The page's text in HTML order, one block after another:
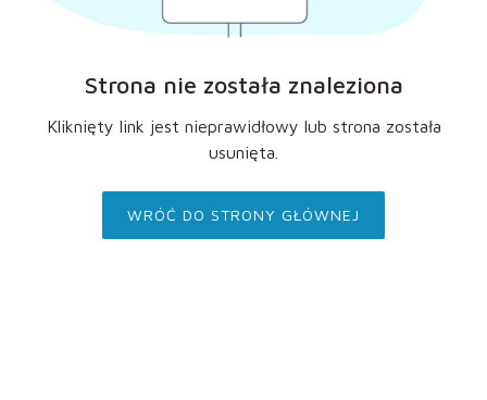
Strona nie została znaleziona
Kliknięty link jest nieprawidłowy lub strona została
usunięta.
WRÓĆ DO STRONY GŁÓWNEJ